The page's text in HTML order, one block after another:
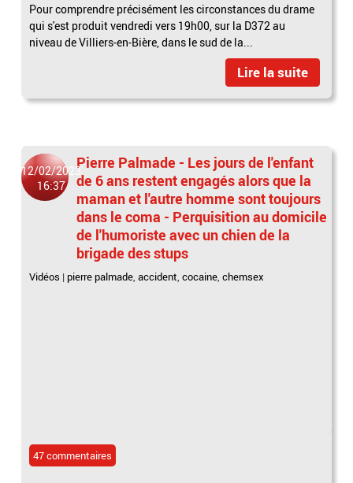
Pour comprendre précisément les circonstances du drame
qui s'est produit vendredi vers 19h00, sur la D372 au
niveau de Villiers-en-Bière, dans le sud de la...
Lire la suite
12/02/2023
16:37
Pierre Palmade - Les jours de l'enfant
de 6 ans restent engagés alors que la
maman et l'autre homme sont toujours
dans le coma - Perquisition au domicile
de l'humoriste avec un chien de la
brigade des stups
Vidéos | pierre palmade,accident,cocaine,chemsex
47 commentaires